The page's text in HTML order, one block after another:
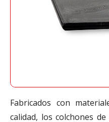
Fabricados con
calidad, los colchones